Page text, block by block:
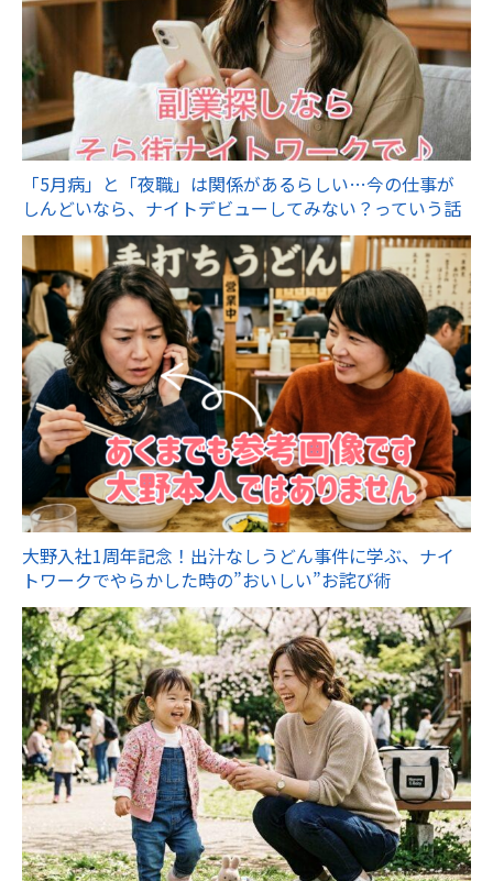
「5月病」と「夜職」は関係があるらしい…今の仕事が
しんどいなら、ナイトデビューしてみない？っていう話
大野入社1周年記念！出汁なしうどん事件に学ぶ、ナイ
トワークでやらかした時の”おいしい”お詫び術